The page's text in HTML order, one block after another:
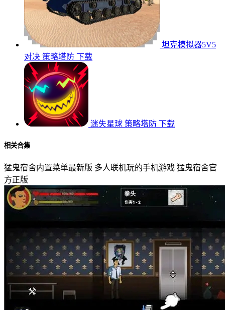
坦克模拟器5V5
对决 策略塔防 下载
迷失星球 策略塔防 下载
相关合集
猛鬼宿舍内置菜单最新版 多人联机玩的手机游戏 猛鬼宿舍官
方正版